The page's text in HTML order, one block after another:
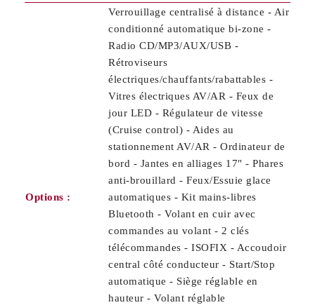
Options :
Verrouillage centralisé à distance - Air
conditionné automatique bi-zone -
Radio CD/MP3/AUX/USB -
Rétroviseurs
électriques/chauffants/rabattables -
Vitres électriques AV/AR - Feux de
jour LED - Régulateur de vitesse
(Cruise control) - Aides au
stationnement AV/AR - Ordinateur de
bord - Jantes en alliages 17" - Phares
anti-brouillard - Feux/Essuie glace
automatiques - Kit mains-libres
Bluetooth - Volant en cuir avec
commandes au volant - 2 clés
télécommandes - ISOFIX - Accoudoir
central côté conducteur - Start/Stop
automatique - Siège réglable en
hauteur - Volant réglable